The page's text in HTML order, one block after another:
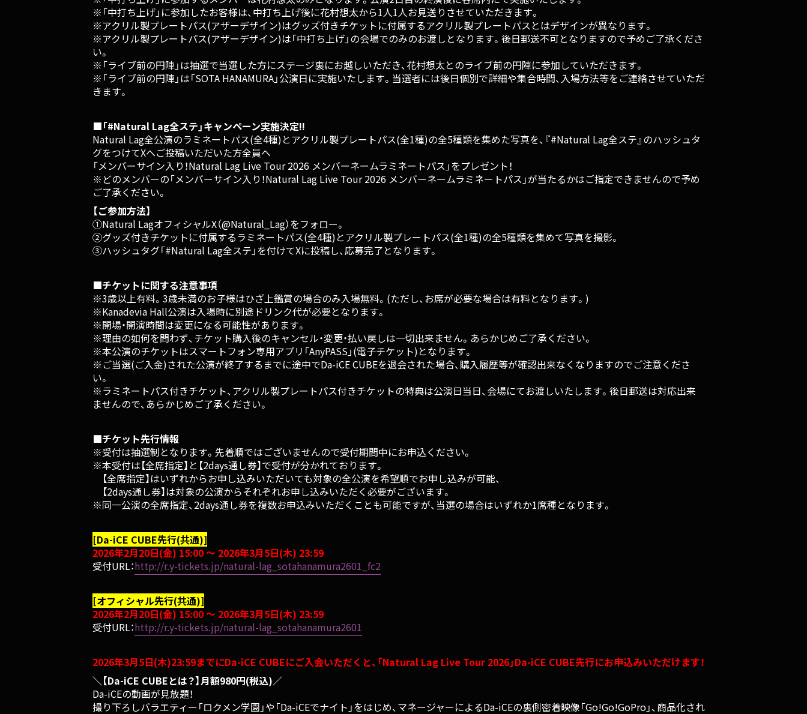
※「中打ち上げ」に参加したお客様は、中打ち上げ後に花村想太から1人1人お見送りさせていただきます。
※アクリル製プレートパス(アザーデザイン)はグッズ付きチケットに付属するアクリル製プレートパスとはデザインが異なります。
※アクリル製プレートパス(アザーデザイン)は「中打ち上げ」の会場でのみのお渡しとなります。後日郵送不可となりますので予めご了承くださ
い。
※「ライブ前の円陣」は抽選で当選した方にステージ裏にお越しいただき、花村想太とのライブ前の円陣に参加していただきます。
※「ライブ前の円陣」は「SOTA HANAMURA」公演日に実施いたします。当選者には後日個別で詳細や集合時間、入場方法等をご連絡させていただ
きます。
■「#Natural Lag全ステ」キャンペーン実施決定!!
Natural Lag全公演のラミネートパス(全4種)とアクリル製プレートパス(全1種)の全5種類を集めた写真を、『#Natural Lag全ステ』のハッシュタ
グをつけてXへご投稿いただいた方全員へ
「メンバーサイン入り！Natural Lag Live Tour 2026 メンバーネームラミネートパス」をプレゼント！
※どのメンバーの「メンバーサイン入り！Natural Lag Live Tour 2026 メンバーネームラミネートパス」が当たるかはご指定できませんので予め
ご了承ください。
【ご参加方法】
①Natural LagオフィシャルX（@Natural_Lag）をフォロー。
②グッズ付きチケットに付属するラミネートパス(全4種)とアクリル製プレートパス(全1種)の全5種類を集めて写真を撮影。
③ハッシュタグ「#Natural Lag全ステ」を付けてXに投稿し、応募完了となります。
■チケットに関する注意事項
※3歳以上有料。3歳未満のお子様はひざ上鑑賞の場合のみ入場無料。(ただし、お席が必要な場合は有料となります。)
※Kanadevia Hall公演は入場時に別途ドリンク代が必要となります。
※開場・開演時間は変更になる可能性があります。
※理由の如何を問わず、チケット購入後のキャンセル・変更・払い戻しは一切出来ません。あらかじめご了承ください。
※本公演のチケットはスマートフォン専用アプリ「AnyPASS」(電子チケット)となります。
※ご当選(ご入金)された公演が終了するまでに途中でDa-iCE CUBEを退会された場合、購入履歴等が確認出来なくなりますのでご注意くださ
い。
※ラミネートパス付きチケット、アクリル製プレートパス付きチケットの特典は公演日当日、会場にてお渡しいたします。後日郵送は対応出来
ませんので、あらかじめご了承ください。
■チケット先行情報
※受付は抽選制となります。先着順ではございませんので受付期間中にお申込ください。
※本受付は【全席指定】と【2days通し券】で受付が分かれております。
【全席指定】はいずれからお申し込みいただいても対象の全公演を希望順でお申し込みが可能、
【2days通し券】は対象の公演からそれぞれお申し込みいただく必要がございます。
※同一公演の全席指定、2days通し券を複数お申込みいただくことも可能ですが、当選の場合はいずれか1席種となります。
[Da-iCE CUBE先行(共通)]
2026年2月20日(金) 15:00 ～ 2026年3月5日(木) 23:59
受付URL：http://r.y-tickets.jp/natural-lag_sotahanamura2601_fc2
[オフィシャル先行(共通)]
2026年2月20日(金) 15:00 ～ 2026年3月5日(木) 23:59
受付URL：http://r.y-tickets.jp/natural-lag_sotahanamura2601
2026年3月5日(木)23:59までにDa-iCE CUBEにご入会いただくと、 「Natural Lag Live Tour 2026」Da-iCE CUBE先行にお申込みいただけます！
＼【Da-iCE CUBEとは？】月額980円(税込)／
Da-iCEの動画が見放題！
撮り下ろしバラエティー「ロクメン学園」や「Da-iCEでナイト」をはじめ、マネージャーによるDa-iCEの裏側密着映像「Go!Go!GoPro」、商品化され